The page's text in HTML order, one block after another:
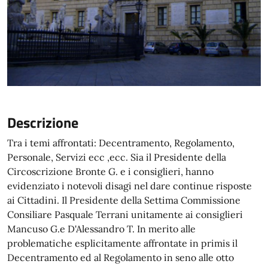
Descrizione
Tra i temi affrontati: Decentramento, Regolamento,
Personale, Servizi ecc ,ecc. Sia il Presidente della
Circoscrizione Bronte G. e i consiglieri, hanno
evidenziato i notevoli disagi nel dare continue risposte
ai Cittadini. Il Presidente della Settima Commissione
Consiliare Pasquale Terrani unitamente ai consiglieri
Mancuso G.e D'Alessandro T. In merito alle
problematiche esplicitamente affrontate in primis il
Decentramento ed al Regolamento in seno alle otto